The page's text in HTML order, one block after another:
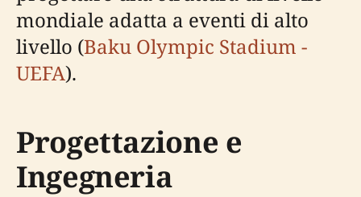
mondiale adatta a eventi di alto
livello (Baku Olympic Stadium -
UEFA).
Progettazione e
Ingegneria